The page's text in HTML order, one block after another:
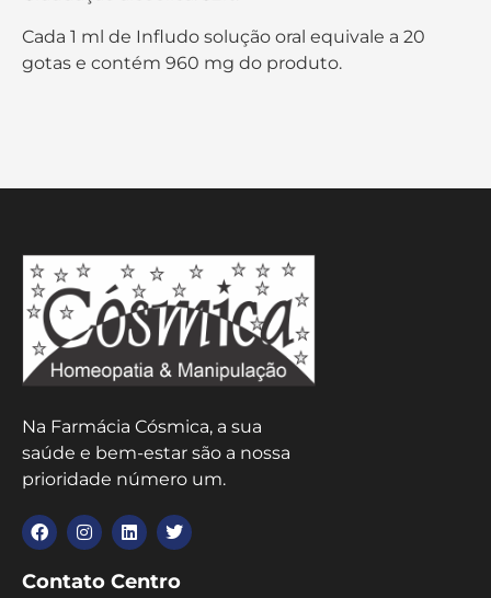
Cada 1 ml de Infludo solução oral equivale a 20
gotas e contém 960 mg do produto.
Na Farmácia Cósmica, a sua
saúde e bem-estar são a nossa
prioridade número um.
Contato Centro